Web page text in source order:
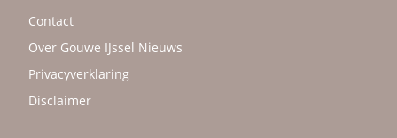
Contact
Over Gouwe IJssel Nieuws
Privacyverklaring
Disclaimer